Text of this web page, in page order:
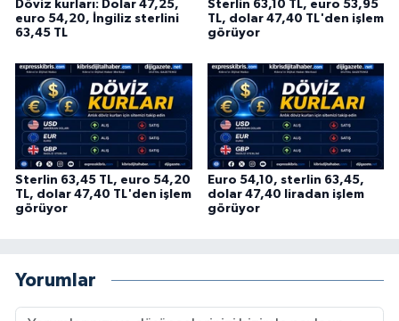
Döviz kurları: Dolar 47,25,
euro 54,20, İngiliz sterlini
63,45 TL
Sterlin 63,10 TL, euro 53,95
TL, dolar 47,40 TL'den işlem
görüyor
Sterlin 63,45 TL, euro 54,20
TL, dolar 47,40 TL'den işlem
görüyor
Euro 54,10, sterlin 63,45,
dolar 47,40 liradan işlem
görüyor
Yorumlar